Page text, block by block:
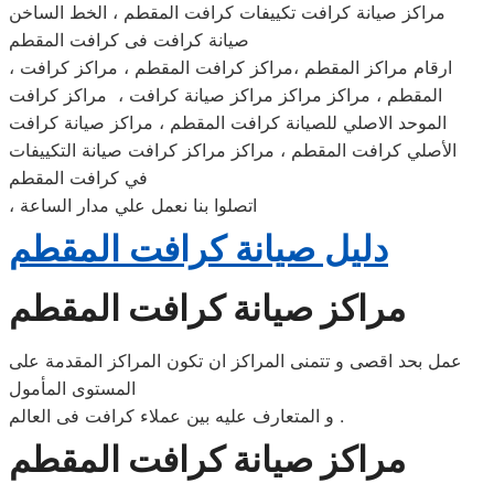
مراكز صيانة كرافت تكييفات كرافت المقطم ، الخط الساخن
صيانة كرافت فى كرافت المقطم
، ارقام مراكز المقطم ،مراكز كرافت المقطم ، مراكز كرافت
المقطم ، مراكز مراكز مراكز صيانة كرافت ، مراكز كرافت
الموحد الاصلي للصيانة كرافت المقطم ، مراكز صيانة كرافت
الأصلي كرافت المقطم ، مراكز مراكز كرافت صيانة التكييفات
في كرافت المقطم
، اتصلوا بنا نعمل علي مدار الساعة
دليل صيانة كرافت المقطم
مراكز صيانة كرافت المقطم
عمل بحد اقصى و تتمنى المراكز ان تكون المراكز المقدمة على
المستوى المأمول
و المتعارف عليه بين عملاء كرافت فى العالم .
مراكز صيانة كرافت المقطم